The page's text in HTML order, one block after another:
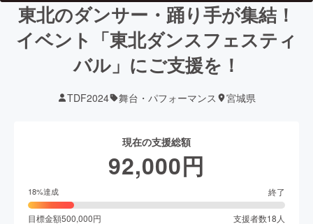
東北のダンサー・踊り手が集結！
イベント「東北ダンスフェスティ
バル」にご支援を！
TDF2024 舞台・パフォーマンス 宮城県
現在の支援総額
92,000円
18%達成 終了
目標金額500,000円 支援者数18 人